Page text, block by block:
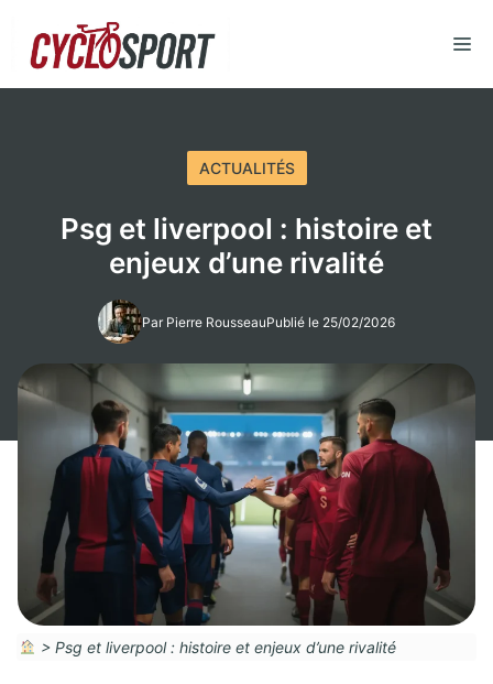
contenu
ACTUALITÉS
Psg et liverpool : histoire et
enjeux d’une rivalité
Par Pierre RousseauPublié le 25/02/2026
> Psg et liverpool : histoire et enjeux d’une rivalité